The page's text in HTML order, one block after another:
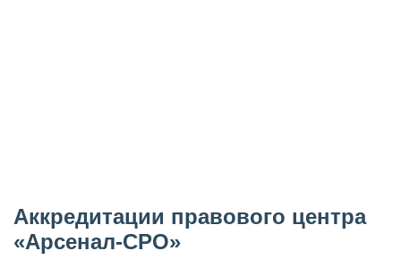
Аккредитации правового центра
«Арсенал-СРО»